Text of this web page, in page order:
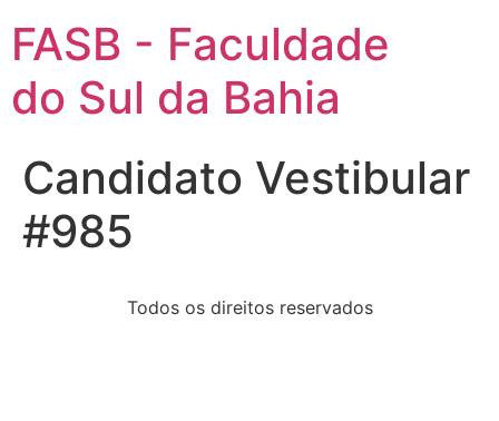
FASB - Faculdade
do Sul da Bahia
Candidato Vestibular
#985
Todos os direitos reservados